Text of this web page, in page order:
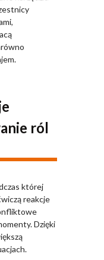
ról
której
reakcje
Dzięki